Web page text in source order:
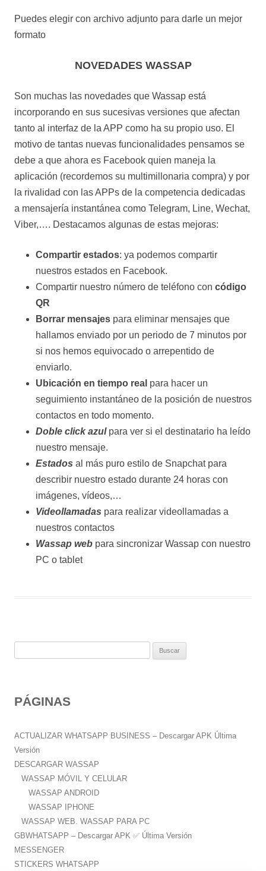
Puedes elegir con archivo adjunto para darle un mejor
formato
NOVEDADES WASSAP
Son muchas las novedades que Wassap está
incorporando en sus sucesivas versiones que afectan
tanto al interfaz de la APP como ha su propio uso. El
motivo de tantas nuevas funcionalidades pensamos se
debe a que ahora es Facebook quien maneja la
aplicación (recordemos su multimillonaria compra) y por
la rivalidad con las APPs de la competencia dedicadas
a mensajería instantánea como Telegram, Line, Wechat,
Viber,…. Destacamos algunas de estas mejoras:
Compartir estados: ya podemos compartir
nuestros estados en Facebook.
Compartir nuestro número de teléfono con código
QR
Borrar mensajes para eliminar mensajes que
hallamos enviado por un periodo de 7 minutos por
si nos hemos equivocado o arrepentido de
enviarlo.
Ubicación en tiempo real para hacer un
seguimiento instantáneo de la posición de nuestros
contactos en todo momento.
Doble click azulpara ver si el destinatario ha leído
nuestro mensaje.
Estados al más puro estilo de Snapchat para
describir nuestro estado durante 24 horas con
imágenes, vídeos,…
Videollamadas para realizar videollamadas a
nuestros contactos
Wassap web para sincronizar Wassap con nuestro
PC o tablet
a
:
PÁGINAS
ACTUALIZAR WHATSAPP BUSINESS – Descargar APK Última
Versión
DESCARGAR WASSAP
WASSAP MÓVIL Y CELULAR
WASSAP ANDROID
WASSAP IPHONE
WASSAP WEB. WASSAP PARA PC
GBWHATSAPP – Descargar APK ✅️ Última Versión
MESSENGER
STICKERS WHATSAPP